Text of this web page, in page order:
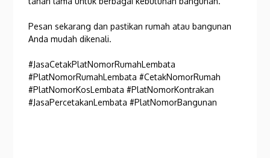
Pesan sekarang dan pastikan rumah atau bangunan
Anda mudah dikenali.
#JasaCetakPlatNomorRumahLembata
#PlatNomorRumahLembata #CetakNomorRumah
#PlatNomorKosLembata #PlatNomorKontrakan
#JasaPercetakanLembata #PlatNomorBangunan